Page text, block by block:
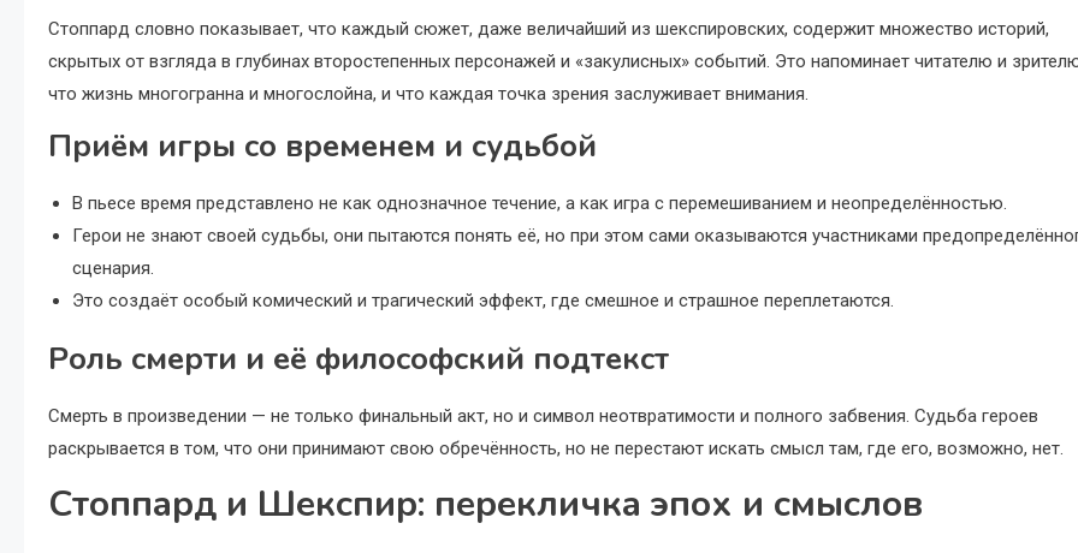
Стоппард словно показывает, что каждый сюжет, даже величайший из шекспировских, содержит множество историй,
скрытых от взгляда в глубинах второстепенных персонажей и «закулисных» событий. Это напоминает читателю и
что жизнь многогранна и многослойна, и что каждая точка зрения заслуживает внимания.
Приём игры со временем и судьбой
В пьесе время представлено не как однозначное течение, а как игра с перемешиванием и неопределённостью.
Герои не знают своей судьбы, они пытаются понять её, но при этом сами оказываются участниками
сценария.
Это создаёт особый комический и трагический эффект, где смешное и страшное переплетаются.
Роль смерти и её философский подтекст
Смерть в произведении — не только финальный акт, но и символ неотвратимости и полного забвения. Судьба героев
раскрывается в том, что они принимают свою обречённость, но не перестают искать смысл там, где его, возможно, нет.
Стоппард и Шекспир: перекличка эпох и смыслов